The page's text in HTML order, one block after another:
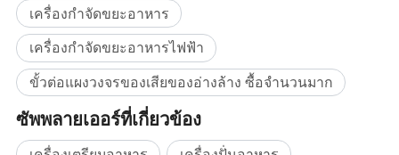
ความสามารถ
ในการบด
ระดับเสียง
ขนาดรูอ่างล้าง
ที่ตรงกัน
90 ( อุปกรณ์เสริม 140 ), 160 มม .)
ประเภท
มอเตอร์ DC แม่เหล็กถาวร
เครื่องกำจัดขยะอาหาร
เครื่องกำจัดขยะอาหารไฟฟ้า
ขั้วต่อแผงวงจรของเสียของอ่างล้าง ซื้อจำนวนมาก
ซัพพลายเออร์ที่เกี่ยวข้อง